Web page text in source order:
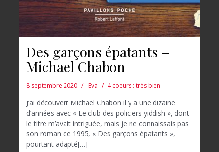
Des garçons épatants –
Michael Chabon
8 septembre 2020 Eva 4 coeurs : très bien
J’ai découvert Michael Chabon il y a une dizaine
d’années avec « Le club des policiers yiddish », dont
le titre m’avait intriguée, mais je ne connaissais pas
son roman de 1995, « Des garçons épatants »,
pourtant adapté[…]